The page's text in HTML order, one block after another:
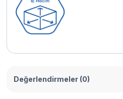
Değerlendirmeler (0)